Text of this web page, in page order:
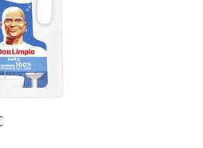
from